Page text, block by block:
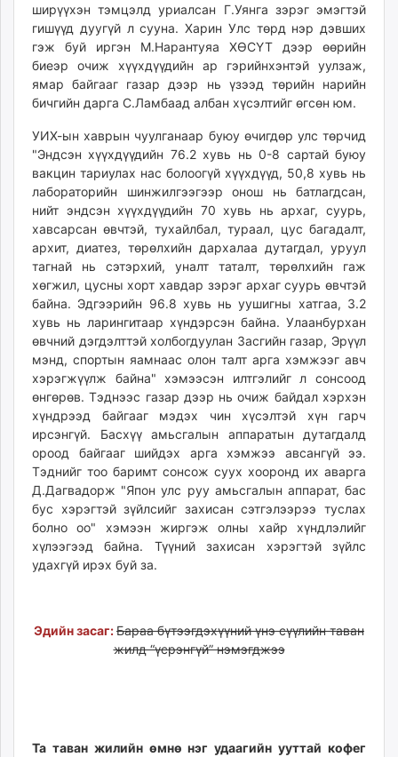
ширүүхэн тэмцэлд уриалсан Г.Уянга зэрэг эмэгтэй
гишүүд дуугүй л сууна. Харин Улс төрд нэр дэвших
гэж буй иргэн М.Нарантуяа ХӨСҮТ дээр өөрийн
биеэр очиж хүүхдүүдийн ар гэрийнхэнтэй уулзаж,
ямар байгааг газар дээр нь үзээд төрийн нарийн
бичгийн дарга С.Ламбаад албан хүсэлтийг өгсөн юм.
УИХ-ын хаврын чуулганаар буюу өчигдөр улс төрчид
"Эндсэн хүүхдүүдийн 76.2 хувь нь 0-8 сартай буюу
вакцин тариулах нас болоогүй хүүхдүүд, 50,8 хувь нь
лабораторийн шинжилгээгээр онош нь батлагдсан,
нийт эндсэн хүүхдүүдийн 70 хувь нь архаг, суурь,
хавсарсан өвчтэй, тухайлбал, тураал, цус багадалт,
архит, диатез, төрөлхийн дархалаа дутагдал, уруул
тагнай нь сэтэрхий, уналт таталт, төрөлхийн гаж
хөгжил, цусны хорт хавдар зэрэг архаг суурь өвчтэй
байна. Эдгээрийн 96.8 хувь нь уушигны хатгаа, 3.2
хувь нь ларингитаар хүндэрсэн байна. Улаанбурхан
өвчний дэгдэлттэй холбогдуулан Засгийн газар, Эрүүл
мэнд, спортын яамнаас олон талт арга хэмжээг авч
хэрэгжүүлж байна" хэмээсэн илтгэлийг л сонсоод
өнгөрөв. Тэднээс газар дээр нь очиж байдал хэрхэн
хүндрээд байгааг мэдэх чин хүсэлтэй хүн гарч
ирсэнгүй. Басхүү амьсгалын аппаратын дутагдалд
ороод байгааг шийдэх арга хэмжээ авсангүй ээ.
Тэднийг тоо баримт сонсож суух хооронд их аварга
Д.Дагвадорж "Япон улс руу амьсгалын аппарат, бас
бус хэрэгтэй зүйлсийг захисан сэтгэлээрээ туслах
болно оо" хэмээн жиргэж олны хайр хүндлэлийг
хүлээгээд байна. Түүний захисан хэрэгтэй зүйлс
удахгүй ирэх буй за.
Эдийн засаг:Бараа бүтээгдэхүүний үнэ сүүлийн таван
жилд “үсрэнгүй” нэмэгджээ
Та таван жилийн өмнө нэг удаагийн ууттай кофег